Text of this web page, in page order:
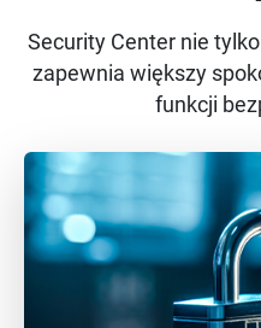
Security Center nie
zapewnia większy
funkcji